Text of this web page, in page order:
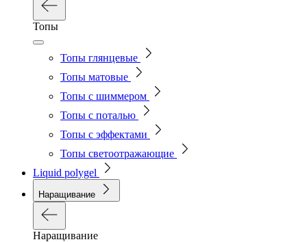
Топы
Топы глянцевые
Топы матовые
Топы с шиммером
Топы с поталью
Топы с эффектами
Топы светоотражающие
Liquid polygel
Наращивание
Наращивание